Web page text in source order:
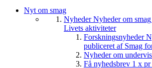
Nyt om smag
NyhederNyheder om
Livets aktiviteter
Forskningsnyheder
publiceret af Smag
Nyheder om
Få nyhedsbrev 1 x pr